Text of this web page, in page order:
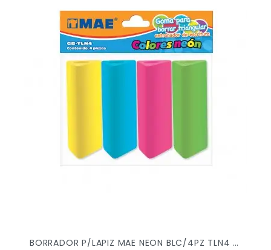
BORRADOR P/LAPIZ MAE NEON BLC/4PZ TLN4 X/360